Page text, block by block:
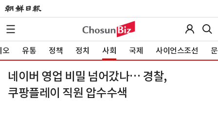
오 유통 정책 정치 사회 국제 사이언스조선
네이버 영업 비밀 넘어갔나… 경찰,
쿠팡플레이 직원 압수수색